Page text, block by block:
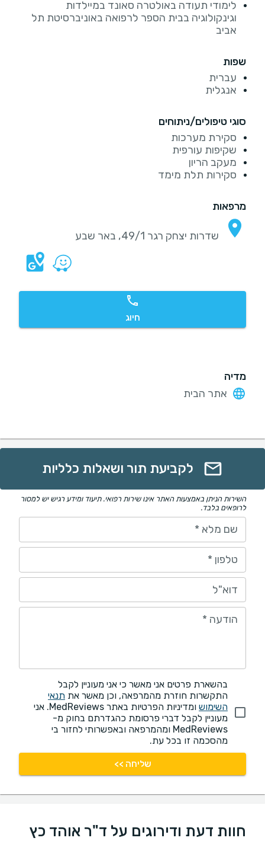
לימודי תעודה באולטרה סאונד במיילדות
וגינקולוגיה בבית הספר לרפואה באוניברסיטת תל
אביב
שפות
עברית
אנגלית
סוגי טיפולים/ניתוחים
סקירת מערכות
שקיפות עורפית
מעקב הריון
סקירות תלת מימד
מרפאות
שדרות יצחק רגר 49/1, באר שבע
חיוג
מדיה
אתר הבית
לקביעת תור ושאלות כלליות
השירות הניתן באמצעות האתר אינו שירות רפואי. תיעוד ומידע רגיש יש למסור
לרופאים בלבד.
שם מלא *
טלפון *
דוא"ל
הודעה *
בהשארת פרטים אני מאשר כי אני מעוניין לקבל
התקשרות חוזרת מהמרפאה, וכן מאשר את תנאי
השימוש
ומדיניות הפרטיות באתר MedReviews. אני
מעוניין לקבל דברי פרסומת כהגדרתם בחוק מ-
MedReviews ומהמרפאה ובאפשרותי לחזור בי
מהסכמה זו בכל עת.
שליחה >>
חוות דעת ודירוגים על ד"ר אוהד כץ